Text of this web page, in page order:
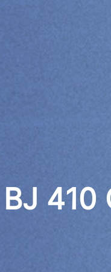
410